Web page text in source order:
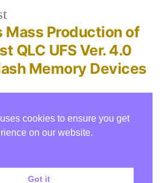
Previous
post:
Mass Production of
QLC UFS Ver. 4.0
Memory Devices
Co., Ltd. All rights
Facebook
Twitter
cookies to ensure you get
on our website.
Got it